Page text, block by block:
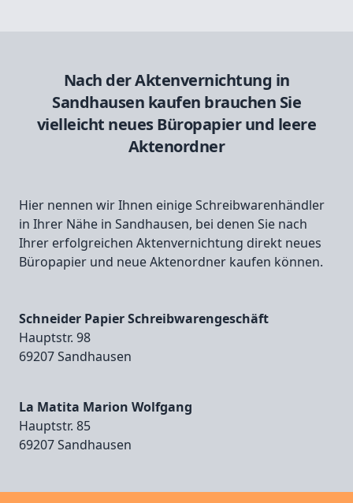
Nach der Aktenvernichtung in
Sandhausen kaufen brauchen Sie
vielleicht neues Büropapier und leere
Aktenordner
Hier nennen wir Ihnen einige Schreibwarenhändler
in Ihrer Nähe in Sandhausen, bei denen Sie nach
Ihrer erfolgreichen Aktenvernichtung direkt neues
Büropapier und neue Aktenordner kaufen können.
Schneider Papier Schreibwarengeschäft
Hauptstr. 98
69207 Sandhausen
La Matita Marion Wolfgang
Hauptstr. 85
69207 Sandhausen